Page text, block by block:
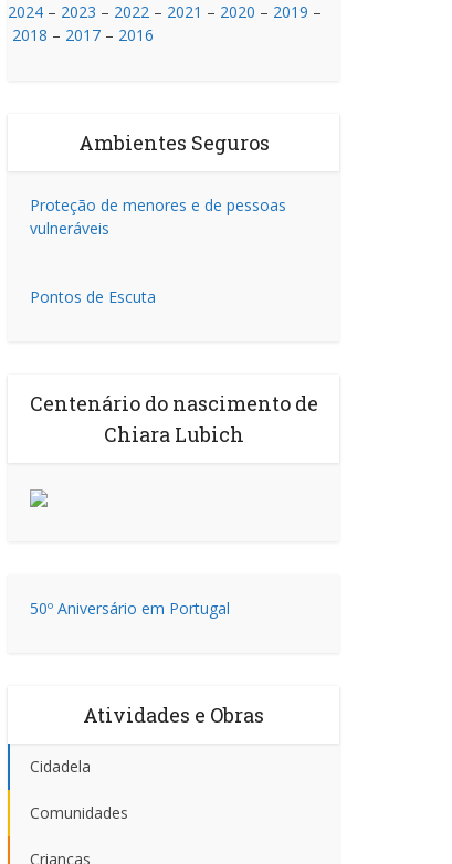
2024 – 2023 – 2022 – 2021 – 2020 – 2019 –
2018 – 2017 – 2016
Ambientes Seguros
Proteção de menores e de pessoas
vulneráveis
Pontos de Escuta
Centenário do nascimento de
Chiara Lubich
50º Aniversário em Portugal
Atividades e Obras
Cidadela
Comunidades
Crianças